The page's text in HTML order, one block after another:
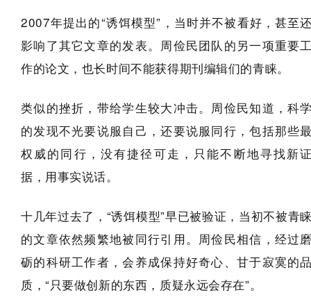
2007年提出的“诱饵模型”，当时并不被看好，甚至
影响了其它文章的发表。周俭民团队的另一项重要
作的论文，也长时间不能获得期刊编辑们的青睐。
类似的挫折，带给学生较大冲击。周俭民知道，科
的发现不光要说服自己，还要说服同行，包括那些
权威的同行，没有捷径可走，只能不断地寻找新
据，用事实说话。
十几年过去了，“诱饵模型”早已被验证，当初不被青
的文章依然频繁地被同行引用。周俭民相信，经过
砺的科研工作者，会养成保持好奇心、甘于寂寞的
质，“只要做创新的东西，质疑永远会存在”。